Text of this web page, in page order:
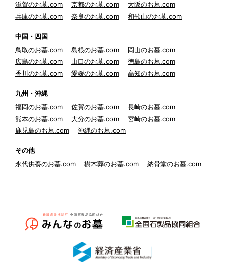
滋賀のお墓.com
京都のお墓.com
大阪のお墓.com
兵庫のお墓.com
奈良のお墓.com 和歌山のお墓.com
中国・四国
鳥取のお墓.com
島根のお墓.com
岡山のお墓.com
広島のお墓.com
山口のお墓.com
徳島のお墓.com
香川のお墓.com
愛媛のお墓.com 高知のお墓.com
九州・沖縄
福岡のお墓.com
佐賀のお墓.com
長崎のお墓.com
熊本のお墓.com
大分のお墓.com
宮崎のお墓.com
鹿児島のお墓.com
沖縄のお墓.com
その他
永代供養のお墓.com
樹木葬のお墓.com 納骨堂のお墓.com